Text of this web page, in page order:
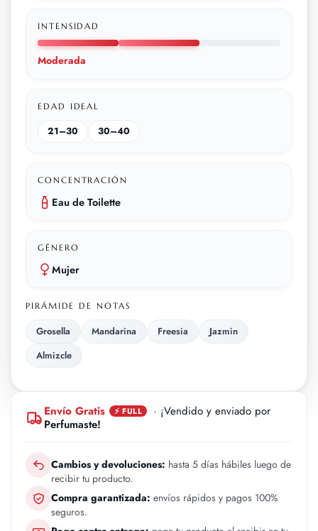
INTENSIDAD
Moderada
EDAD IDEAL
21–30 30–40
CONCENTRACIÓN
Eau de Toilette
GÉNERO
Mujer
PIRÁMIDE DE NOTAS
Grosella Mandarina Freesia
Jazmin
Almizcle
Envío Gratis ⚡ FULL
· ¡Vendido y enviado por
Perfumaste!
Cambios y devoluciones: hasta 5 días hábiles luego de
recibir tu producto.
Compra garantizada: envíos rápidos y pagos 100%
seguros.